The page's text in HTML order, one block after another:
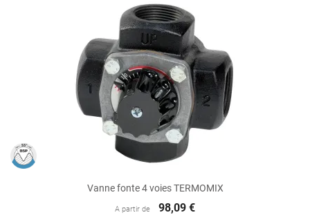
Vanne fonte 4 voies TERMOMIX
A partir de 98,09 €